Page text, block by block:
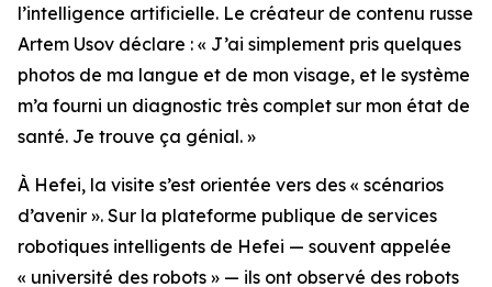
l’intelligence artificielle. Le créateur de contenu russe
Artem Usov déclare : « J’ai simplement pris quelques
photos de ma langue et de mon visage, et le système
m’a fourni un diagnostic très complet sur mon état de
santé. Je trouve ça génial. »
À Hefei, la visite s’est orientée vers des « scénarios
d’avenir ». Sur la plateforme publique de services
robotiques intelligents de Hefei — souvent appelée
« université des robots » — ils ont observé des robots